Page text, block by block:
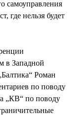
самоуправления
где нельзя будет
в Западной
Роман
по поводу
„КВ“ по поводу